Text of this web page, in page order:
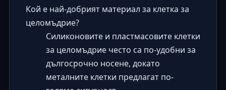
Кой е най-добрият материал за клетка за
целомъдрие?
Силиконовите и пластмасовите клетки
за целомъдрие често са по-удобни за
дългосрочно носене, докато
металните клетки предлагат по-